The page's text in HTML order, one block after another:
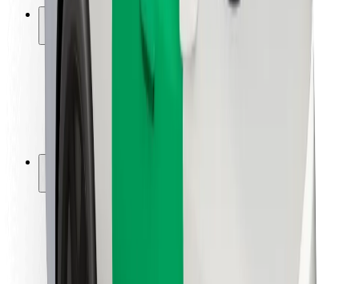
Gradovi
Lokacije
Gradska rješenja
Zračne luke
Bolt stanice za punjenje
Za korisnike
Za vozače
Za dostavljače